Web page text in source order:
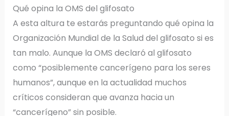
Qué opina la OMS del glifosato
A esta altura te estarás preguntando qué opina la
Organización Mundial de la Salud del glifosato si es
tan malo. Aunque la OMS declaró al glifosato
como “posiblemente cancerígeno para los seres
humanos”, aunque en la actualidad muchos
críticos consideran que avanza hacia un
“cancerígeno” sin posible.